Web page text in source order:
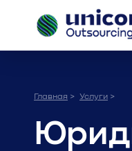
Главная > Услуги >